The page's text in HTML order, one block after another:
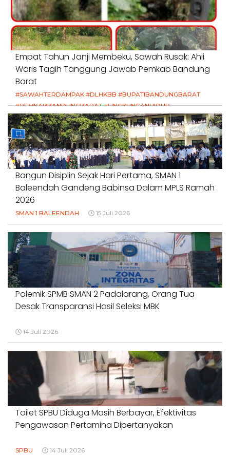
Empat Tahun Janji Membeku, Sawah Rusak: Ahli
Waris Tagih Tanggung Jawab Pemkab Bandung
Barat
#SAWAHTERDAMPAK #DLHKBB #BUPATIBANDUNGBARAT
#PEMKABBANDUNGBARAT #LINGKUNGANHIDUP
#HAKPETANI #KEADILANUNTUKPETANI
#NORMALISASISALURAN #IRIGASIRUSAK
#DUGAANPENCEMARAN #AKUNTABILITASPEMERINTAH
18 Juli 2026
Bangun Disiplin Sejak Hari Pertama, SMAN 1
Baleendah Gandeng Babinsa Dalam MPLS Ramah
2026
SMAN 1 BALEENDAH 15 Juli 2026
Polemik SPMB SMAN 2 Padalarang, Orang Tua
Desak Transparansi Hasil Seleksi MBK
14 Juli 2026
Toilet SPBU Diduga Masih Berbayar, Efektivitas
Pengawasan Pertamina Dipertanyakan
SPBU 14 Juli 2026